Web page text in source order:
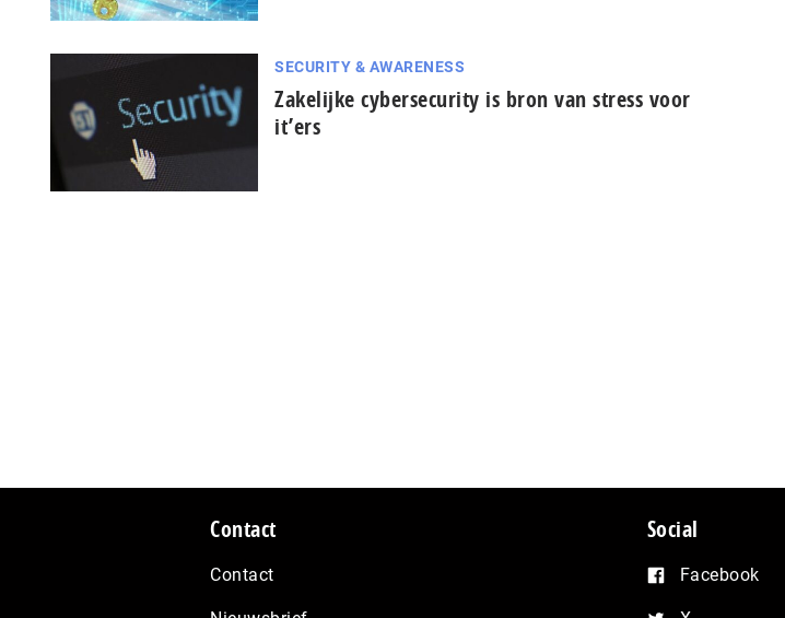
SECURITY & AWARENESS
Zakelijke cybersecurity is bron van stress voor
it’ers
Contact
Contact
Social
Facebook